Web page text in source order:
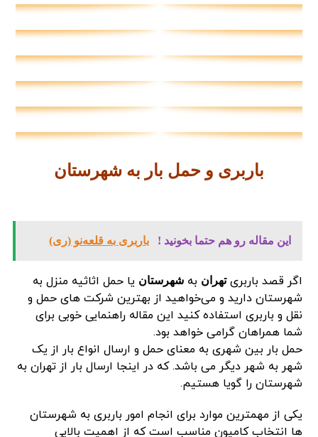
باربری و حمل بار به شهرستان
این مقاله رو هم حتما بخونید ! باربری به قلعه‌نو (ری)
اگر قصد باربریتهران بهشهرستان یا حمل اثاثیه منزل به
شهرستان دارید و می‌خواهید از بهترین شرکت های حمل و
نقل و باربری استفاده کنید این مقاله راهنمایی خوبی برای
شما همراهان گرامی خواهد بود.
حمل بار بین شهری به معنای حمل و ارسال انواع بار از یک
شهر به شهر دیگر می باشد. که در اینجا ارسال بار از تهران به
شهرستان را گویا هستیم.
یکی از مهمترین موارد برای انجام امور باربری به شهرستان
ها انتخاب کامیون مناسب است که از اهمیت بالایی